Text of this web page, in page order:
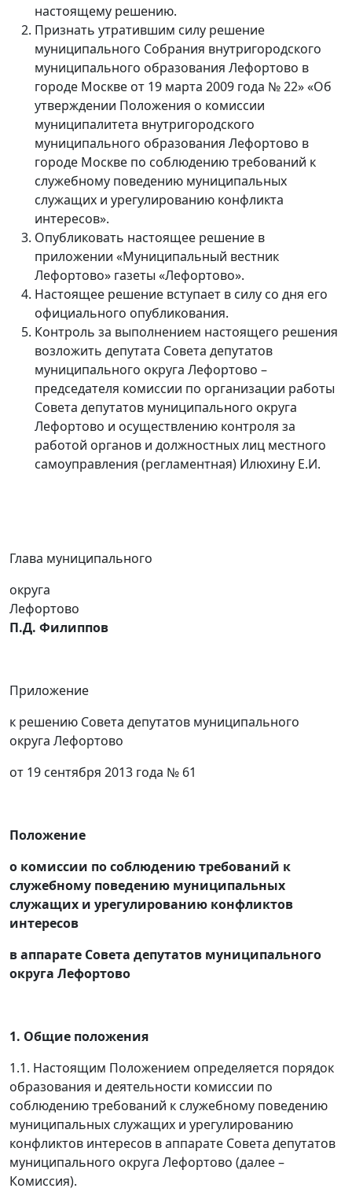
настоящему решению.
Признать утратившим силу решение
муниципального Собрания внутригородского
муниципального образования Лефортово в
городе Москве от 19 марта 2009 года № 22» «Об
утверждении Положения о комиссии
муниципалитета внутригородского
муниципального образования Лефортово в
городе Москве по соблюдению требований к
служебному поведению муниципальных
служащих и урегулированию конфликта
интересов».
Опубликовать настоящее решение в
приложении «Муниципальный вестник
Лефортово» газеты «Лефортово».
Настоящее решение вступает в силу со дня его
официального опубликования.
Контроль за выполнением настоящего решения
возложить депутата Совета депутатов
муниципального округа Лефортово –
председателя комиссии по организации работы
Совета депутатов муниципального округа
Лефортово и осуществлению контроля за
работой органов и должностных лиц местного
самоуправления (регламентная) Илюхину Е.И.
Глава муниципального
округа
П.Д. Филиппов
Приложение
к решению Совета депутатов муниципального
округа Лефортово
от 19 сентября 2013 года № 61
Положение
о комиссии по соблюдению требований к
служебному поведению муниципальных
служащих и урегулированию конфликтов
интересов
в аппарате Совета депутатов муниципального
округа Лефортово
1. Общие положения
1.1. Настоящим Положением определяется порядок
образования и деятельности комиссии по
соблюдению требований к служебному поведению
муниципальных служащих и урегулированию
конфликтов интересов в аппарате Совета депутатов
муниципального округа Лефортово (далее –
Комиссия).